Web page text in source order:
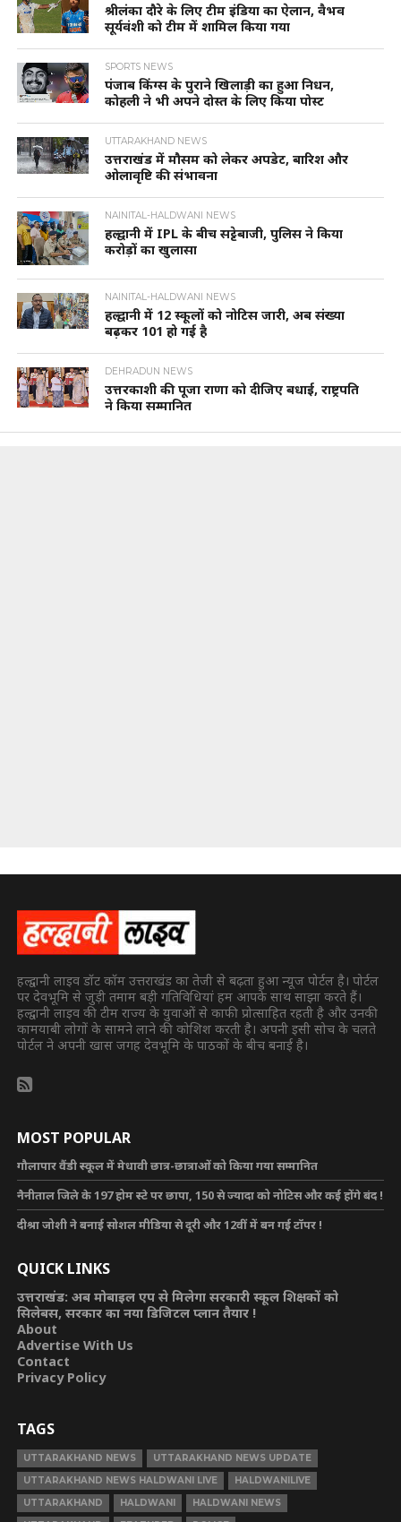
श्रीलंका दौरे के लिए टीम इंडिया का ऐलान, वैभव
सूर्यवंशी को टीम में शामिल किया गया
SPORTS NEWS
पंजाब किंग्स के पुराने खिलाड़ी का हुआ निधन,
कोहली ने भी अपने दोस्त के लिए किया पोस्ट
UTTARAKHAND NEWS
उत्तराखंड में मौसम को लेकर अपडेट, बारिश और
ओलावृष्टि की संभावना
NAINITAL-HALDWANI NEWS
हल्द्वानी में IPL के बीच सट्टेबाजी, पुलिस ने किया
करोड़ों का खुलासा
NAINITAL-HALDWANI NEWS
हल्द्वानी में 12 स्कूलों को नोटिस जारी, अब संख्या
बढ़कर 101 हो गई है
DEHRADUN NEWS
उत्तरकाशी की पूजा राणा को दीजिए बधाई, राष्ट्रपति
ने किया सम्मानित
हल्द्वानी लाइव डॉट कॉम उत्तराखंड का तेजी से बढ़ता हुआ न्यूज पोर्टल है। पोर्टल
पर देवभूमि से जुड़ी तमाम बड़ी गतिविधियां हम आपके साथ साझा करते हैं।
हल्द्वानी लाइव की टीम राज्य के युवाओं से काफी प्रोत्साहित रहती है और उनकी
कामयाबी लोगों के सामने लाने की कोशिश करती है। अपनी इसी सोच के चलते
पोर्टल ने अपनी खास जगह देवभूमि के पाठकों के बीच बनाई है।
MOST POPULAR
गौलापार वैंडी स्कूल में मेधावी छात्र-छात्राओं को किया गया सम्मानित
नैनीताल जिले के 197 होम स्टे पर छापा, 150 से ज्यादा को नोटिस और कई होंगे बंद !
दीश्रा जोशी ने बनाई सोशल मीडिया से दूरी और 12वीं में बन गई टॉपर !
QUICK LINKS
उत्तराखंड: अब मोबाइल एप से मिलेगा सरकारी स्कूल शिक्षकों को
सिलेबस, सरकार का नया डिजिटल प्लान तैयार !
About
Advertise With Us
Contact
Privacy Policy
TAGS
UTTARAKHAND NEWS
UTTARAKHAND NEWS UPDATE
UTTARAKHAND NEWS HALDWANI LIVE
HALDWANILIVE
UTTARAKHAND
HALDWANI
HALDWANI NEWS